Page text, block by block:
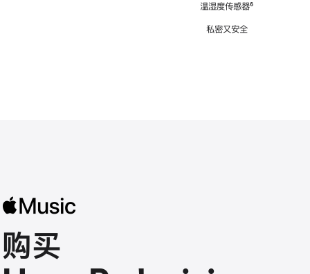
温湿度传感器脚
⁶
私密又安全
购买